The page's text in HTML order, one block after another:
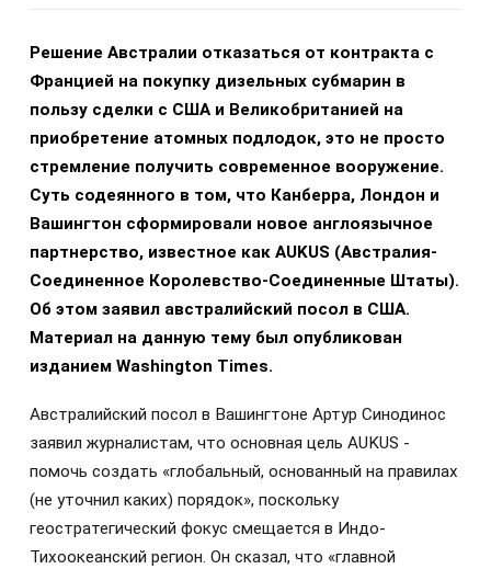
Решение Австралии отказаться от контракта с
Францией на покупку дизельных субмарин в
пользу сделки с США и Великобританией на
приобретение атомных подлодок, это не просто
стремление получить современное вооружение.
Суть содеянного в том, что Канберра, Лондон и
Вашингтон сформировали новое англоязычное
партнерство, известное как AUKUS (Австралия-
Соединенное Королевство-Соединенные Штаты).
Об этом заявил австралийский посол в США.
Материал на данную тему был опубликован
изданием Washington Times.
Австралийский посол в Вашингтоне Артур Синодинос
заявил журналистам, что основная цель AUKUS -
помочь создать «глобальный, основанный на правилах
(не уточнил каких) порядок», поскольку
геостратегический фокус смещается в Индо-
Тихоокеанский регион. Он сказал, что «главной